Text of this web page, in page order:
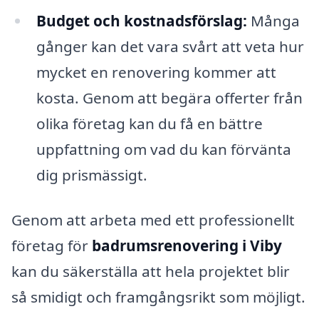
Budget och kostnadsförslag: Många
gånger kan det vara svårt att veta hur
mycket en renovering kommer att
kosta. Genom att begära offerter från
olika företag kan du få en bättre
uppfattning om vad du kan förvänta
dig prismässigt.
Genom att arbeta med ett professionellt
företag för badrumsrenovering i Viby
kan du säkerställa att hela projektet blir
så smidigt och framgångsrikt som möjligt.